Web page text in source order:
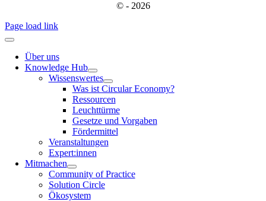
© - 2026
Page load link
Über uns
Knowledge Hub
Wissenswertes
Was ist Circular Economy?
Ressourcen
Leuchttürme
Gesetze und Vorgaben
Fördermittel
Veranstaltungen
Expert:innen
Mitmachen
Community of Practice
Solution Circle
Ökosystem